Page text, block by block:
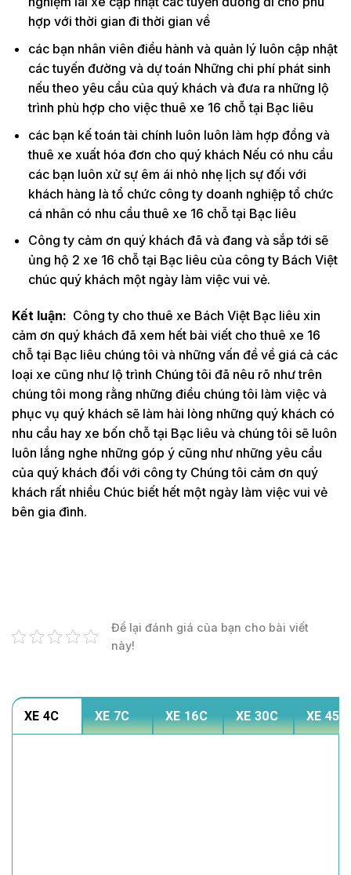
hợp với thời gian đi thời gian về
các bạn nhân viên điều hành và quản lý luôn cập nhật
các tuyến đường và dự toán Những chi phí phát sinh
nếu theo yêu cầu của quý khách và đưa ra những lộ
trình phù hợp cho việc thuê xe 16 chỗ tại Bạc liêu
các bạn kế toán tài chính luôn luôn làm hợp đồng và
thuê xe xuất hóa đơn cho quý khách Nếu có nhu cầu
các bạn luôn xử sự êm ái nhỏ nhẹ lịch sự đối với
khách hàng là tổ chức công ty doanh nghiệp tổ chức
cá nhân có nhu cầu thuê xe 16 chỗ tại Bạc liêu
Công ty cảm ơn quý khách đã và đang và sắp tới sẽ
ủng hộ 2 xe 16 chỗ tại Bạc liêu của công ty Bách Việt
chúc quý khách một ngày làm việc vui vẻ.
Kết luận: Công ty cho thuê xe Bách Việt Bạc liêu xin
cảm ơn quý khách đã xem hết bài viết cho thuê xe 16
chỗ tại Bạc liêu chúng tôi và những vấn đề về giá cả các
loại xe cũng như lộ trình Chúng tôi đã nêu rõ như trên
chúng tôi mong rằng những điều chúng tôi làm việc và
phục vụ quý khách sẽ làm hài lòng những quý khách có
nhu cầu hay xe bốn chỗ tại Bạc liêu và chúng tôi sẽ luôn
luôn lắng nghe những góp ý cũng như những yêu cầu
của quý khách đối với công ty Chúng tôi cảm ơn quý
khách rất nhiều Chúc biết hết một ngày làm việc vui vẻ
bên gia đình.
Để lại đánh giá của bạn cho bài viết
này!
XE 4C XE 7C XE 16C XE 30C XE 45C